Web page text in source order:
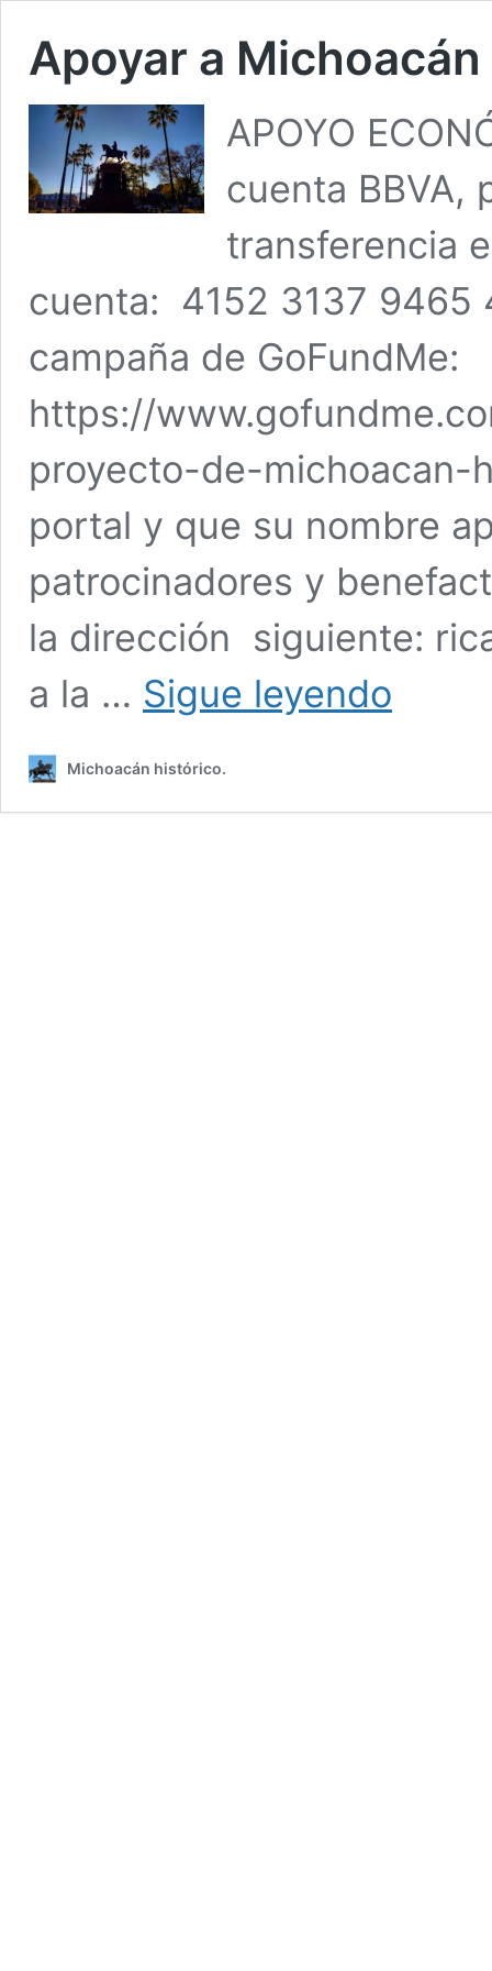
Apoyar a
APOYO
cuenta BBVA,
transferencia
cuenta: 4152 3137 9465
campaña de GoFundMe:
https://
proyecto-de-michoacan-
portal y que su nombre
patrocinadores y
la dirección siguiente:
a la … Sigue leyendo
Michoacán histórico.